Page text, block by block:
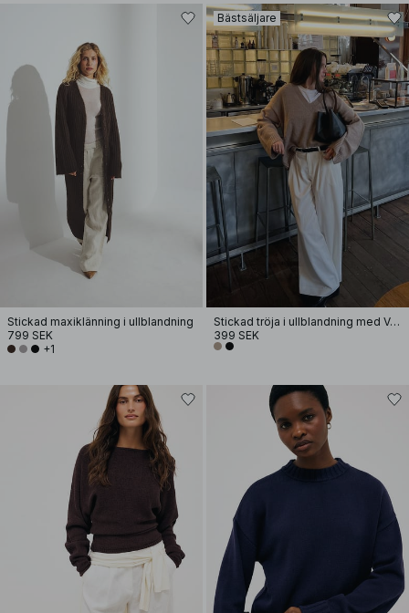
Stickad maxiklänning i ullblandning
799 SEK
+1
Bästsäljare
Stickad tröja i ullblandning med V-ringning
399 SEK